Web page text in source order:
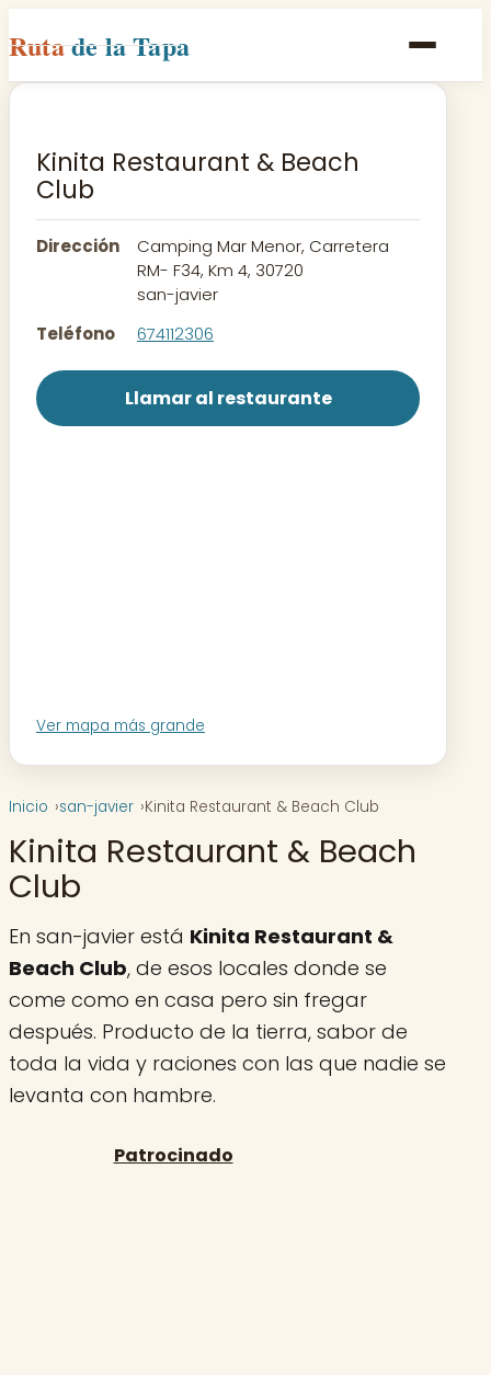
Rutade la Tapa
Inicio
Rutas
Recetas
Kinita Restaurant & Beach
Club
Dirección
Camping Mar Menor, Carretera
RM- F34, Km 4, 30720
san-javier
Teléfono
674112306
Llamar al restaurante
Ver mapa más grande
Inicio san-javier Kinita Restaurant & Beach Club
Kinita Restaurant & Beach
Club
En san-javier está Kinita Restaurant &
Beach Club, de esos locales donde se
come como en casa pero sin fregar
después. Producto de la tierra, sabor de
toda la vida y raciones con las que nadie se
levanta con hambre.